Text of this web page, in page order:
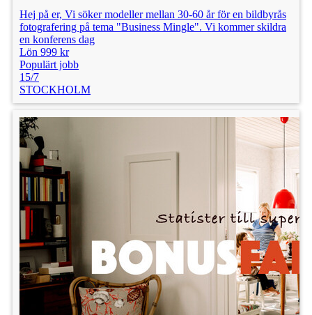
Hej på er, Vi söker modeller mellan 30-60 år för en bildbyrås
fotografering på tema "Business Mingle". Vi kommer skildra
en konferens dag
Lön 999 kr
Populärt jobb
15/7
STOCKHOLM